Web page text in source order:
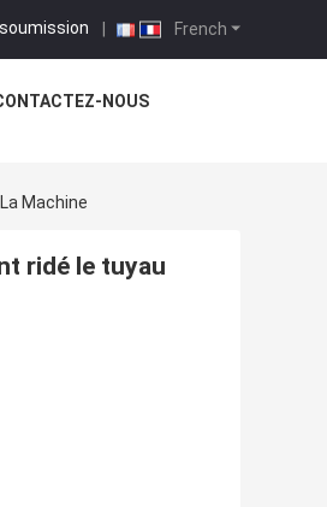
French
|
NOUS
Machine
ridé le tuyau